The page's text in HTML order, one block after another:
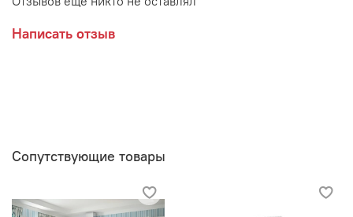
Написать отзыв
Сопутствующие товары